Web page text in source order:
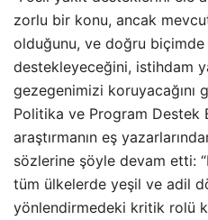
zorlu bir konu, ancak
olduğunu, ve doğru biçimde
destekleyeceğini, istihdam
gezegenimizi koruyacağını
Politika ve Program Destek
araştırmanın eş
sözlerine şöyle devam etti:
tüm ülkelerde yeşil ve adil
yönlendirmedeki kritik rolü